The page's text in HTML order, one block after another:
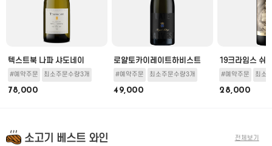
텍스트북 나파 샤도네이
#예약주문 최소주문수량3개
78,000
로얄토카이레이트하비스트
#예약주문 최소주문수량3개
49,000
19크라임스 쉬
#예약주문 최소
28,000
전체보기
소고기 베스트 와인